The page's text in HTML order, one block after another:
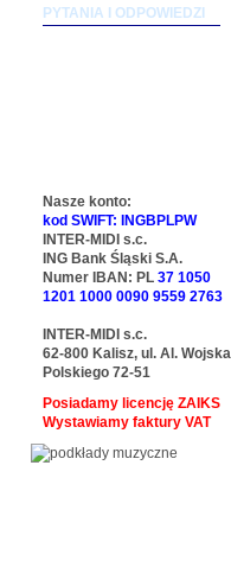
PYTANIA I ODPOWIEDZI
Nasze konto:
kod SWIFT: INGBPLPW
INTER-MIDI s.c.
ING Bank Śląski S.A.
Numer IBAN: PL 37 1050
1201 1000 0090 9559 2763
INTER-MIDI s.c.
62-800 Kalisz, ul. Al. Wojska
Polskiego 72-51
Posiadamy licencję ZAIKS
Wystawiamy faktury VAT